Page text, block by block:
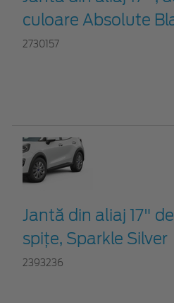
culoare Absolute
2730157
Jantă din aliaj 17"
spiţe, Sparkle Silver
2393236